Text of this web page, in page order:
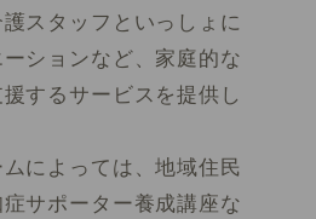
スタッフといっしょに
ションなど、家庭的な
するサービスを提供し
によっては、地域住民
サポーター養成講座な